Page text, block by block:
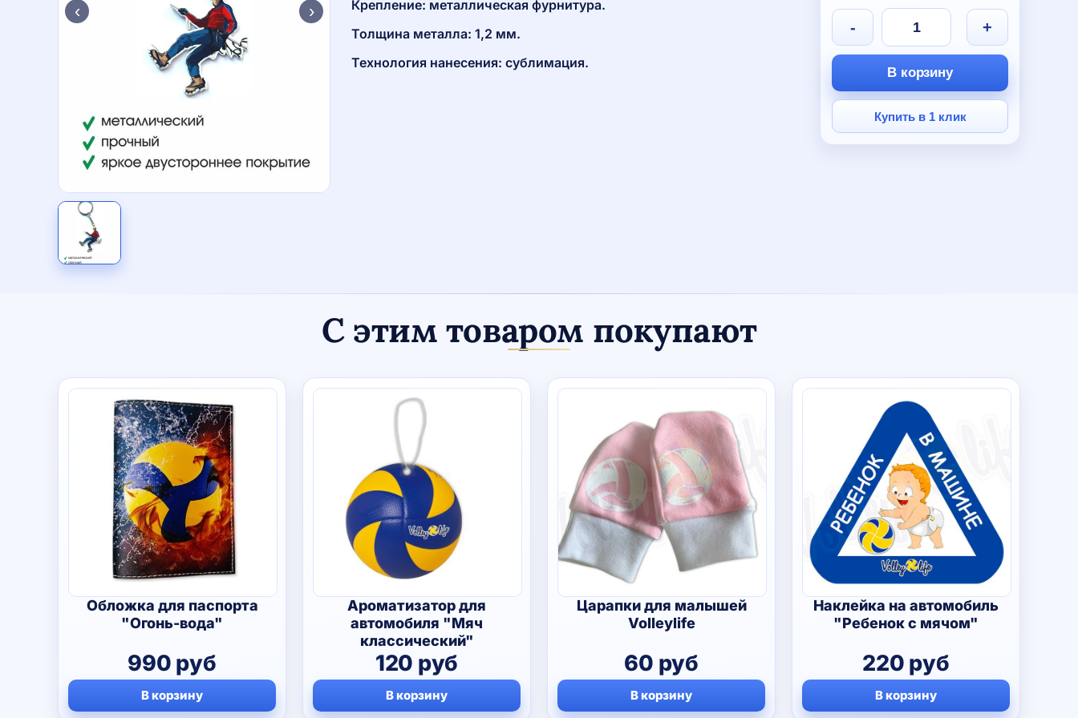
‹ ›
Крепление: металлическая фурнитура.
Толщина металла: 1,2 мм.
Технология нанесения: сублимация.
590 руб.
330 руб.
- +
В корзину
Купить в 1 клик
С этим товаром покупают
Обложка для паспорта
"Огонь-вода"
990 руб
В корзину
Ароматизатор для
автомобиля "Мяч
классический"
120 руб
В корзину
Царапки для малышей
Volleylife
60 руб
В корзину
Наклейка на автомобиль
"Ребенок с мячом"
220 руб
В корзину